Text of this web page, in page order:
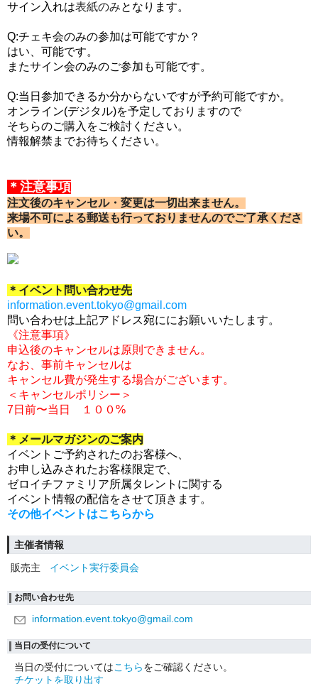
サイン入れは表紙のみとなります。
Q:チェキ会のみの参加は可能ですか？
はい、可能です。
またサイン会のみのご参加も可能です。
Q:当日参加できるか分からないですが予約可能ですか。
オンライン(デジタル)を予定しておりますので
そちらのご購入をご検討ください。
情報解禁までお待ちください。
＊注意事項
注文後のキャンセル・変更は一切 出来ません。
来場不可による郵送も行っておりませんのでご了承くださ
い。
＊イベント問い合わせ先
information.event.tokyo@gmail.com
問い合わせは上記アドレス宛ににお願いいたします。
《注意事項》
申込後のキャンセルは原則できません。
なお、事前キャンセルは
キャンセル費が発生する場合がございます。
＜キャンセルポリシー＞
7日前〜当日 １００%
＊メールマガジンのご案内
イベントご予約されたのお客様へ、
お申し込みされたお客様限定で、
ゼロイチファミリア所属タレントに関する
イベント情報の配信をさせて頂きます。
その他イベントはこちらから
主催者情報
販売主
イベント実行委員会
お問い合わせ先
information.event.tokyo@gmail.com
当日の受付について
当日の受付についてはこちらをご確認ください。
チケットを取り出す